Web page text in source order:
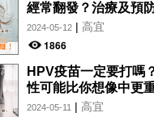
經常翻發？治療及預
知！
2024-05-12| 高宜
1866
HPV疫苗一定要打嗎
性可能比你想像中更
需要打嗎？
2024-05-11 | 高宜